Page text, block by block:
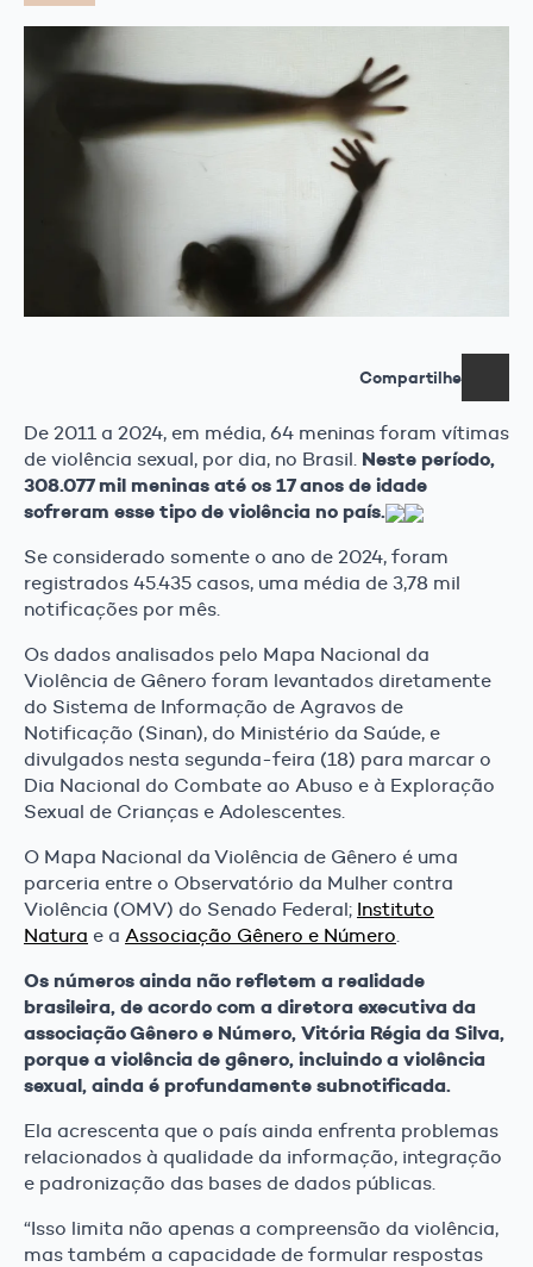
Compartilhe
De 2011 a 2024, em média, 64 meninas foram vítimas
de violência sexual, por dia, no Brasil. Neste período,
308.077 mil meninas até os 17 anos de idade
sofreram esse tipo de violência no país.
Se considerado somente o ano de 2024, foram
registrados 45.435 casos, uma média de 3,78 mil
notificações por mês.
Os dados analisados pelo Mapa Nacional da
Violência de Gênero foram levantados diretamente
do Sistema de Informação de Agravos de
Notificação (Sinan), do Ministério da Saúde, e
divulgados nesta segunda-feira (18) para marcar o
Dia Nacional do Combate ao Abuso e à Exploração
Sexual de Crianças e Adolescentes.
O Mapa Nacional da Violência de Gênero é uma
parceria entre o Observatório da Mulher contra
Violência (OMV) do Senado Federal; Instituto
Natura e a Associação Gênero e Número
Os números ainda não refletem a realidade
brasileira, de acordo com a diretora executiva da
associação Gênero e Número, Vitória Régia da Silva,
porque a violência de gênero, incluindo a violência
sexual, ainda é profundamente subnotificada.
Ela acrescenta que o país ainda enfrenta problemas
relacionados à qualidade da informação, integração
e padronização das bases de dados públicas.
“Isso limita não apenas a compreensão da violência,
mas também a capacidade de formular respostas